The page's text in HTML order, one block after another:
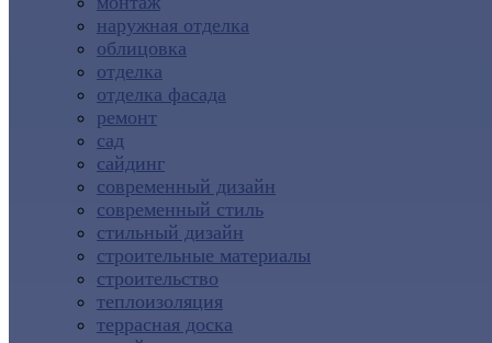
наружная отделка
облицовка
отделка
отделка фасада
ремонт
сад
сайдинг
современный дизайн
современный стиль
стильный дизайн
строительные материалы
строительство
теплоизоляция
террасная доска